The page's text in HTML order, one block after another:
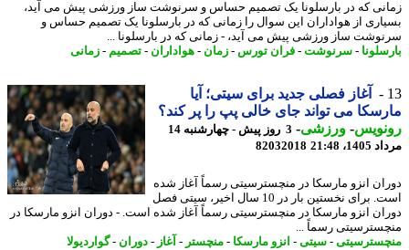
که در بارسلونا یک تصمیم حساس و سرنوشت ساز ورزشی پیش می آید،
از هواداران این سوال را زمانی که در بارسلونا یک تصمیم حساس و
ساز ورزشی پیش می آید، - زمانی که در بارسلونا ...
-سرنوشت-فران تورس-زمان -هواداران - تصمیم-زمانی
آغاز فصلی جدید برای سیتی؛ آیا
می تواند جای خالی پپ را پر کند؟
-ورزشی-
3 روز پیش - چهارشنبه 14
21:48
82032018
انزو مارسکا در منچسترسیتی رسماً آغاز شده
است. برای نخستین بار در 10 سال اخیر، سیتی فصل
انزو مارسکا در منچسترسیتی رسماً آغاز شده است. - دوران انزو مارسکا در
رسماً ...
-سیتی-انزو مارسکا -منچستر-آغاز -دوران- گواردیولا